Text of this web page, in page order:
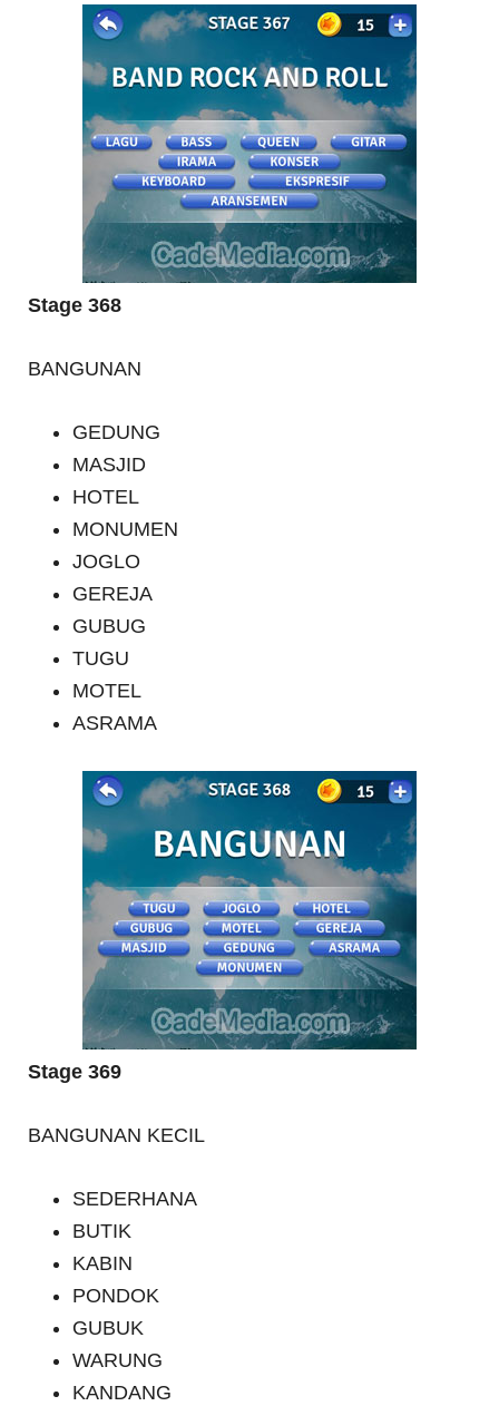
Stage 368
BANGUNAN
GEDUNG
MASJID
HOTEL
MONUMEN
JOGLO
GEREJA
GUBUG
TUGU
MOTEL
ASRAMA
Stage 369
BANGUNAN KECIL
SEDERHANA
BUTIK
KABIN
PONDOK
GUBUK
WARUNG
KANDANG